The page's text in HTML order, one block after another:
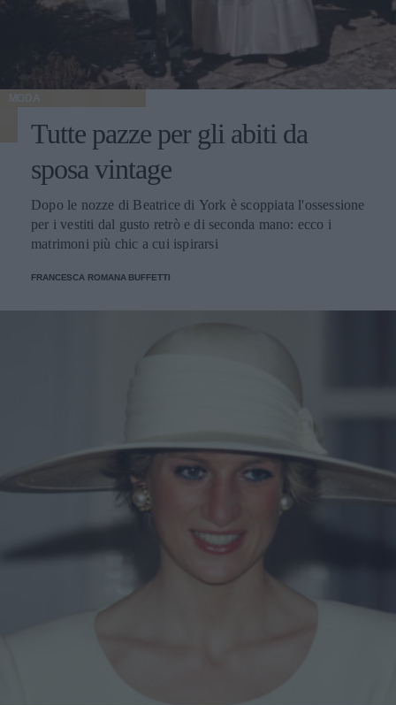
MODA
Tutte pazze per gli abiti da
sposa vintage
Dopo le nozze di Beatrice di York è scoppiata l'ossessione
per i vestiti dal gusto retrò e di seconda mano: ecco i
matrimoni più chic a cui ispirarsi
FRANCESCA ROMANA BUFFETTI